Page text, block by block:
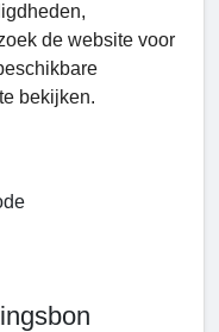
de website voor
bekijken.